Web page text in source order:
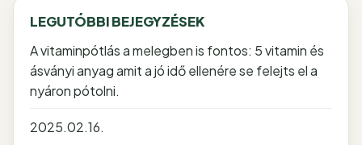
LEGUTÓBBI BEJEGYZÉSEK
A vitaminpótlás a melegben is fontos: 5 vitamin és
ásványi anyag amit a jó idő ellenére se felejts el a
nyáron pótolni.
2025.02.16.